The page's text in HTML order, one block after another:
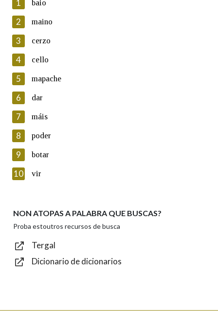
En cumprimento da normativa vixente en materia de
Protección de Datos de Carácter Persoal, a Real Academia
Galega informa a aqueles usuarios que faciliten o seu correo
electrónico, así como calquera outra información de carácter
persoal, que estes datos serán obxecto de tratamento
automatizado de carácter confidencial e incorporados aos seus
ficheiros informáticos. Así mesmo, os usuarios poderán exercer o
seu dereito de acceso, rectificación, oposición e cancelación dos
seus datos poñéndose en contacto connosco.
Lin e acepto as condicións da política de
Introduce o código que aparece na imaxe:
Texto de verificación
1 baio
2 maino
3 cerzo
4 cello
5 mapache
6 dar
7 máis
8 poder
9 botar
10 vir
NON ATOPAS A PALABRA QUE BUSCAS?
Proba estoutros recursos de busca
Tergal
Dicionario de dicionarios